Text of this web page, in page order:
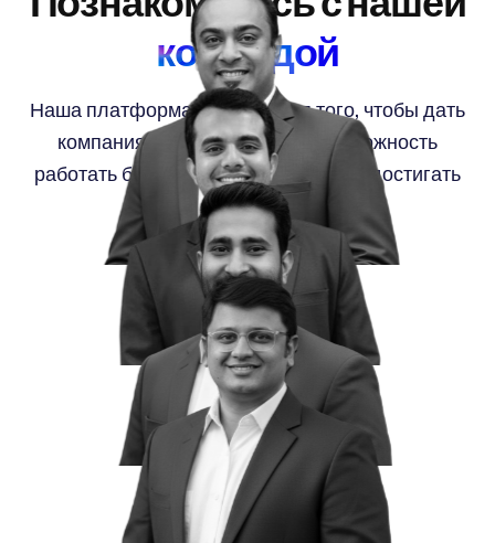
командой
Наша платформа создана для того, чтобы дать
компаниям любого размера возможность
работать более разумно и уверенно достигать
своих целей.
Ромит Арора
Основатель
Пратик Патель
Главный архитектор
Гаурав Моди
Директор по продукту